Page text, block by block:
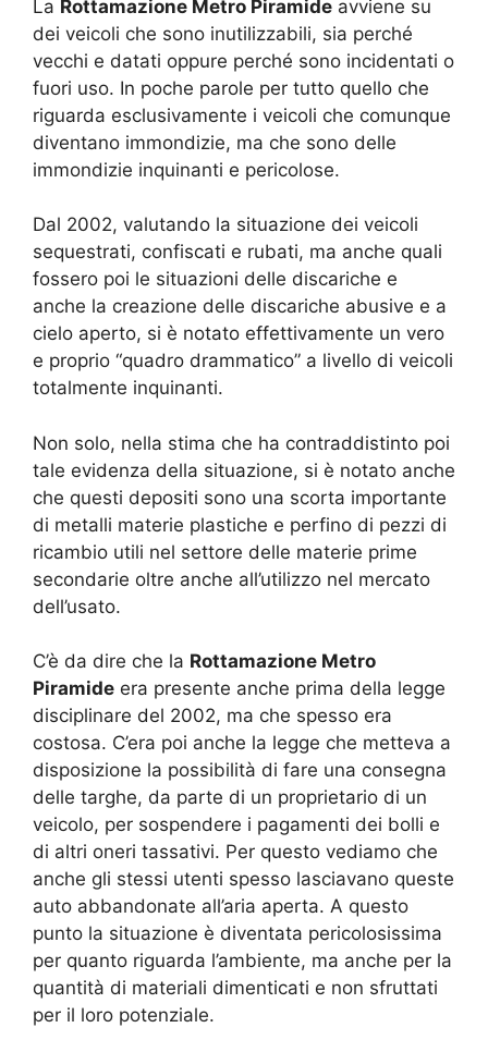
La Rottamazione Metro Piramide avviene su
dei veicoli che sono inutilizzabili, sia perché
vecchi e datati oppure perché sono incidentati o
fuori uso. In poche parole per tutto quello che
riguarda esclusivamente i veicoli che comunque
diventano immondizie, ma che sono delle
immondizie inquinanti e pericolose.
Dal 2002, valutando la situazione dei veicoli
sequestrati, confiscati e rubati, ma anche quali
fossero poi le situazioni delle discariche e
anche la creazione delle discariche abusive e a
cielo aperto, si è notato effettivamente un vero
e proprio “quadro drammatico” a livello di veicoli
totalmente inquinanti.
Non solo, nella stima che ha contraddistinto poi
tale evidenza della situazione, si è notato anche
che questi depositi sono una scorta importante
di metalli materie plastiche e perfino di pezzi di
ricambio utili nel settore delle materie prime
secondarie oltre anche all’utilizzo nel mercato
dell’usato.
C’è da dire che la Rottamazione Metro
Piramide era presente anche prima della legge
disciplinare del 2002, ma che spesso era
costosa. C’era poi anche la legge che metteva a
disposizione la possibilità di fare una consegna
delle targhe, da parte di un proprietario di un
veicolo, per sospendere i pagamenti dei bolli e
di altri oneri tassativi. Per questo vediamo che
anche gli stessi utenti spesso lasciavano queste
auto abbandonate all’aria aperta. A questo
punto la situazione è diventata pericolosissima
per quanto riguarda l’ambiente, ma anche per la
quantità di materiali dimenticati e non sfruttati
per il loro potenziale.